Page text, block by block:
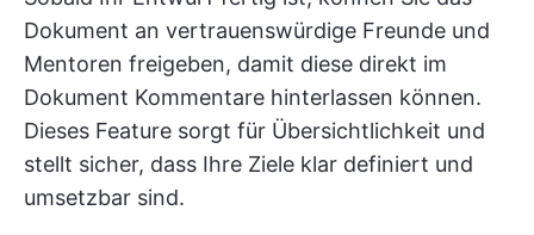
Dokument an vertrauenswürdige Freunde und
Mentoren freigeben, damit diese direkt im
Dokument Kommentare hinterlassen können.
Dieses Feature sorgt für Übersichtlichkeit und
stellt sicher, dass Ihre Ziele klar definiert und
umsetzbar sind.